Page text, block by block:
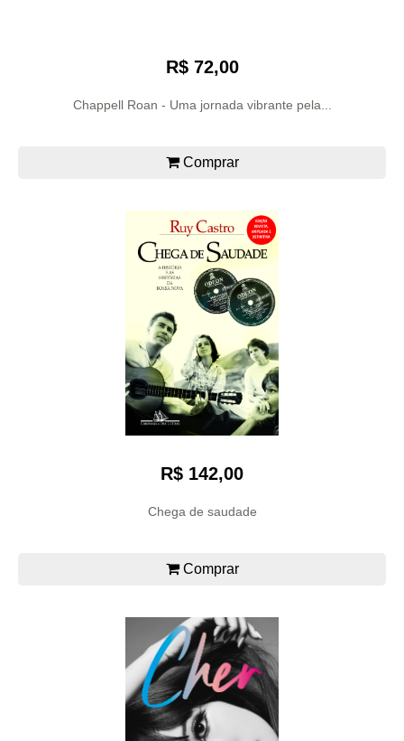
R$ 72,00
Chappell Roan - Uma jornada vibrante pela...
Comprar
R$ 142,00
Chega de saudade
Comprar